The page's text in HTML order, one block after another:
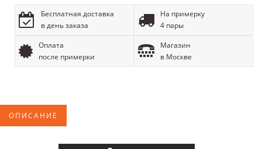
Бесплатная доставка
в день заказа
На примерку
4 пары
Оплата
после примерки
Магазин
в Москве
ОПИСАНИЕ